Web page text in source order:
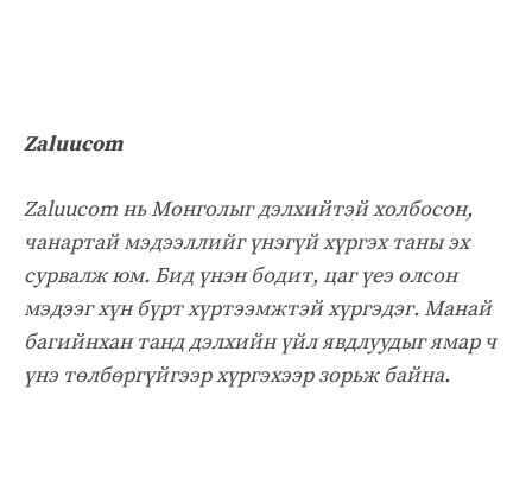
Zaluucom
Zaluucom нь Монголыг дэлхийтэй холбосон,
чанартай мэдээллийг үнэгүй хүргэх таны эх
сурвалж юм. Бид үнэн бодит, цаг үеэ олсон
мэдээг хүн бүрт хүртээмжтэй хүргэдэг. Манай
багийнхан танд дэлхийн үйл явдлуудыг ямар ч
үнэ төлбөргүйгээр хүргэхээр зорьж байна.